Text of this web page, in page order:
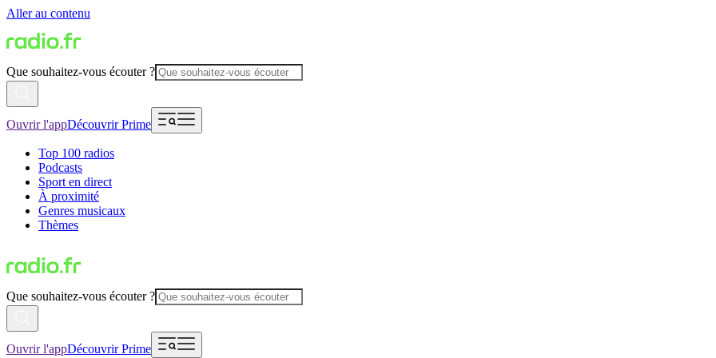
Aller au contenu
Que souhaitez-vous écouter ?
Ouvrir l'appDécouvrir Prime
Top 100 radios
Podcasts
Sport en direct
À proximité
Genres musicaux
Thèmes
Que souhaitez-vous écouter ?
Ouvrir l'appDécouvrir Prime